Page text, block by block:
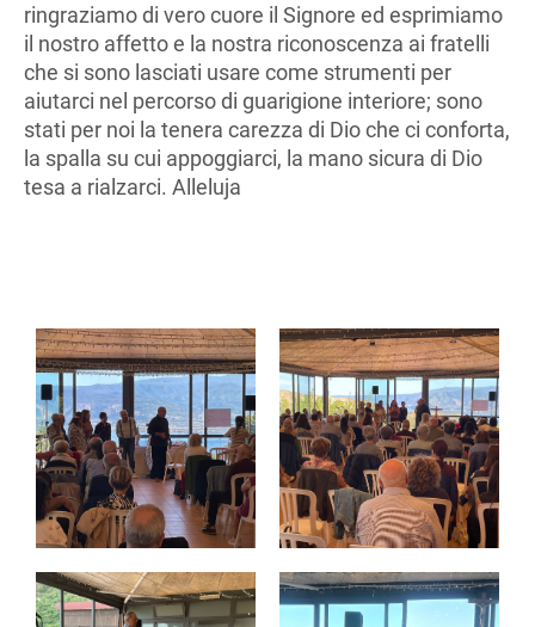
ringraziamo di vero cuore il Signore ed esprimiamo
il nostro affetto e la nostra riconoscenza ai fratelli
che si sono lasciati usare come strumenti per
aiutarci nel percorso di guarigione interiore; sono
stati per noi la tenera carezza di Dio che ci conforta,
la spalla su cui appoggiarci, la mano sicura di Dio
tesa a rialzarci. Alleluja